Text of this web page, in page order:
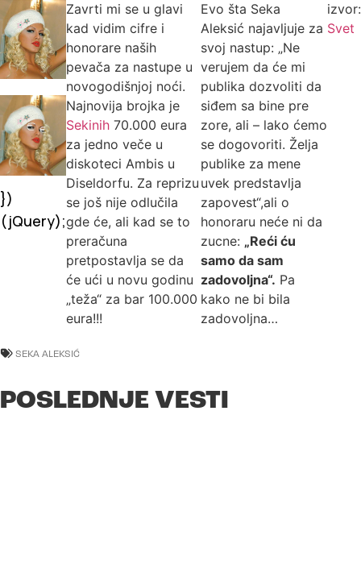
})
(jQuery);
Zavrti mi se u glavi
kad vidim cifre i
honorare naših
pevača za nastupe u
novogodišnjoj noći.
Najnovija brojka je
Sekinih 70.000 eura
za jedno veče u
diskoteci Ambis u
Diseldorfu. Za reprizu
se još nije odlučila
gde će, ali kad se to
preračuna
pretpostavlja se da
će ući u novu godinu
„teža“ za bar 100.000
eura!!!
Evo šta Seka
Aleksić najavljuje za
svoj nastup: „Ne
verujem da će mi
publika dozvoliti da
siđem sa bine pre
zore, ali – lako ćemo
se dogovoriti. Želja
publike za mene
uvek predstavlja
zapovest“,ali o
honoraru neće ni da
zucne: „Reći ću
samo da sam
zadovoljna“. Pa
kako ne bi bila
zadovoljna…
izvor:
Svet
SEKA ALEKSIĆ
POSLEDNJE VESTI